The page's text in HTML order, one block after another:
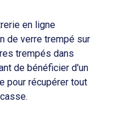
en ligne
de verre trempé sur
trempés dans
de bénéficier d'un
pour récupérer tout